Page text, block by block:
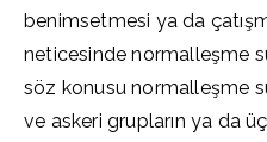
benimsetmesi ya da
neticesinde normalleşme
söz konusu normalleşme
ve askeri grupların ya da